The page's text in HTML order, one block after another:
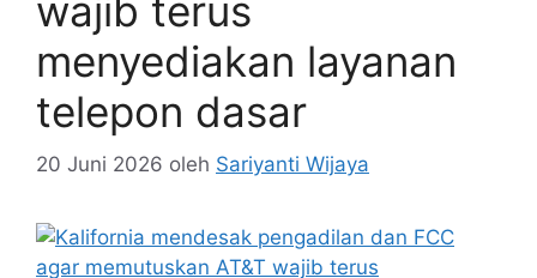
wajib terus
menyediakan layanan
telepon dasar
20 Juni 2026 oleh Sariyanti Wijaya